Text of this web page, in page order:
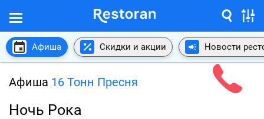
Афиша Скидки и акции Новости
Афиша 16 Тонн Пресня
Ночь Рока